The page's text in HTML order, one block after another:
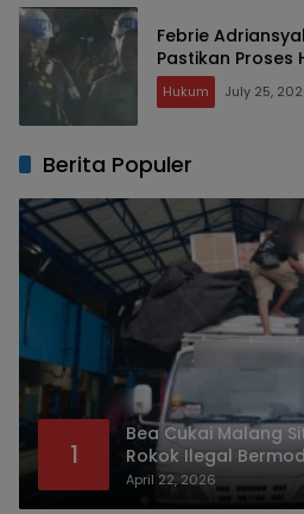
Febrie
Pastikan Proses
Hukum July 25,
Berita Populer
1
Bea Cukai Malang
Rokok Ilegal
April 22, 2026